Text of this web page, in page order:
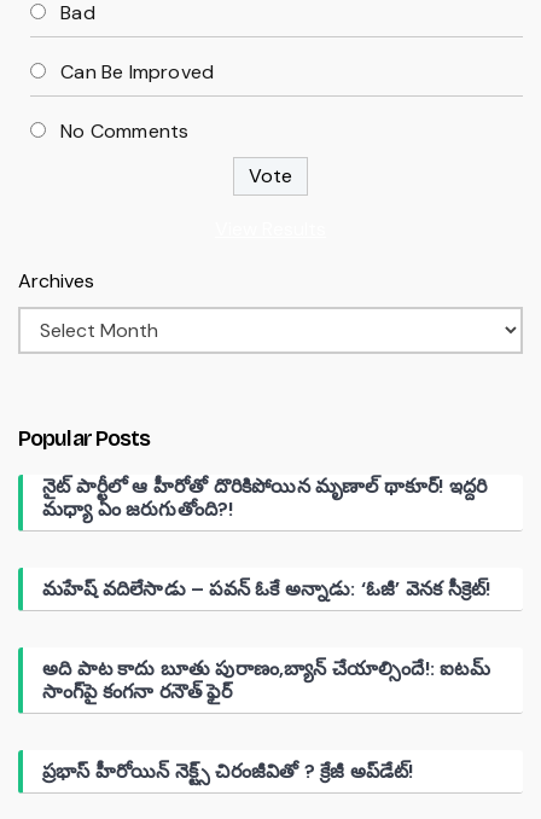
Bad
Can Be Improved
No Comments
Archives
Popular Posts
నైట్ పార్టీలో ఆ హీరోతో దొరికిపోయిన మృణాల్ థాకూర్! ఇద్దరి
మధ్యా ఏం జరుగుతోంది?!
మహేష్ వదిలేసాడు – పవన్ ఓకే అన్నాడు: ‘ఓజీ’ వెనక సీక్రెట్!
అది పాట కాదు బూతు పురాణం,బ్యాన్ చేయాల్సిందే!: ఐటమ్
సాంగ్‌పై కంగనా రనౌత్ ఫైర్
ప్రభాస్ హీరోయిన్ నెక్ట్స్ చిరంజీవితో ? క్రేజీ అప్‌డేట్!